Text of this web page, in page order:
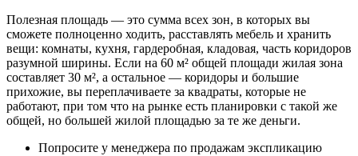
Полезная площадь — это сумма всех зон, в которых вы
сможете полноценно ходить, расставлять мебель и хранить
вещи: комнаты, кухня, гардеробная, кладовая, часть коридоров
разумной ширины. Если на 60 м² общей площади жилая зона
составляет 30 м², а остальное — коридоры и большие
прихожие, вы переплачиваете за квадраты, которые не
работают, при том что на рынке есть планировки с такой же
общей, но большей жилой площадью за те же деньги.
Попросите у менеджера по продажам экспликацию